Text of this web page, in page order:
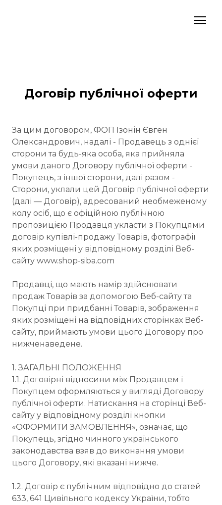
Договір публічної оферти
За цим договором, ФОП Ізонін Євген
Олександрович, надалі - Продавець з однієї
сторони та будь-яка особа, яка прийняла
умови даного Договору публічної оферти -
Покупець, з іншої сторони, далі разом -
Сторони, уклали цей Договір публічної оферти
(далі — Договір), адресований необмеженому
колу осіб, що є офіційною публічною
пропозицією Продавця укласти з Покупцями
договір купівлі-продажу Товарів, фотографії
яких розміщені у відповідному розділі Веб-
сайту www.shop-siba.com
Продавці, що мають намір здійснювати
продаж Товарів за допомогою Веб-сайту та
Покупці при придбанні Товарів, зображення
яких розміщені на відповідних сторінках Веб-
сайту, приймають умови цього Договору про
нижченаведене.
1. ЗАГАЛЬНІ ПОЛОЖЕННЯ
1.1. Договірні відносини між Продавцем і
Покупцем оформляються у вигляді Договору
публічної оферти. Натискання на сторінці Веб-
сайту у відповідному розділі кнопки
«ОФОРМИТИ ЗАМОВЛЕННЯ», означає, що
Покупець, згідно чинного українського
законодавства взяв до виконання умови
цього Договору, які вказані нижче.
1.2. Договір є публічним відповідно до статей
633, 641 Цивільного кодексу України, тобто